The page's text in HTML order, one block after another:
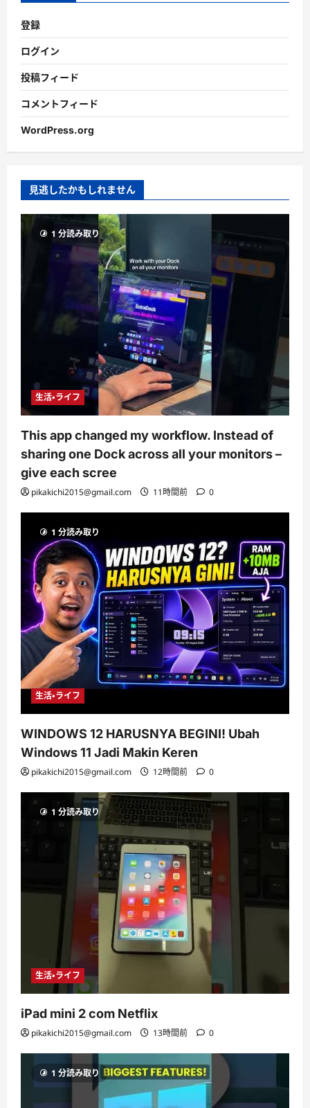
登録
ログイン
投稿フィード
コメントフィード
WordPress.org
見逃したかもしれません
1 分読み取り
生活・ライフ
This app changed my workflow. Instead of
sharing one Dock across all your monitors –
give each scree
pikakichi2015@gmail.com 11時間前 0
1 分読み取り
生活・ライフ
WINDOWS 12 HARUSNYA BEGINI! Ubah
Windows 11 Jadi Makin Keren
pikakichi2015@gmail.com 12時間前 0
1 分読み取り
生活・ライフ
iPad mini 2 com Netflix
pikakichi2015@gmail.com 13時間前 0
1 分読み取り